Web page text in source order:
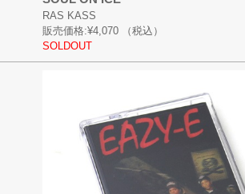
RAS KASS
販売価格:¥4,070
（税込）
SOLDOUT